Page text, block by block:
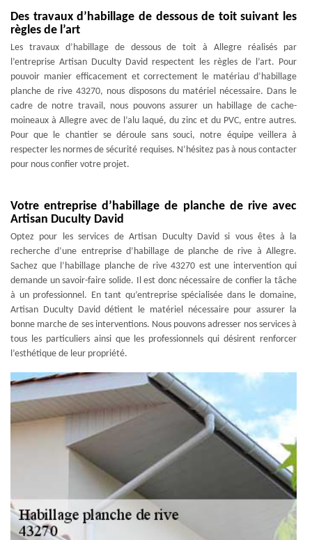
Des travaux d’habillage de dessous de toit suivant les
règles de l’art
Les travaux d’habillage de dessous de toit à Allegre réalisés par
l’entreprise Artisan Duculty David respectent les règles de l’art. Pour
pouvoir manier efficacement et correctement le matériau d’habillage
planche de rive 43270, nous disposons du matériel nécessaire. Dans le
cadre de notre travail, nous pouvons assurer un habillage de cache-
moineaux à Allegre avec de l’alu laqué, du zinc et du PVC, entre autres.
Pour que le chantier se déroule sans souci, notre équipe veillera à
respecter les normes de sécurité requises. N’hésitez pas à nous contacter
pour nous confier votre projet.
Votre entreprise d’habillage de planche de rive avec
Artisan Duculty David
Optez pour les services de Artisan Duculty David si vous êtes à la
recherche d’une entreprise d’habillage de planche de rive à Allegre.
Sachez que l’habillage planche de rive 43270 est une intervention qui
demande un savoir-faire solide. Il est donc nécessaire de confier la tâche
à un professionnel. En tant qu’entreprise spécialisée dans le domaine,
Artisan Duculty David détient le matériel nécessaire pour assurer la
bonne marche de ses interventions. Nous pouvons adresser nos services à
tous les particuliers ainsi que les professionnels qui désirent renforcer
l’esthétique de leur propriété.